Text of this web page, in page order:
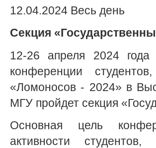
12.04.2024 Весь день
Секция
12-26 апреля 2024
конференции
«Ломоносов - 2024» в
МГУ пройдет секция
Основная цель
активности